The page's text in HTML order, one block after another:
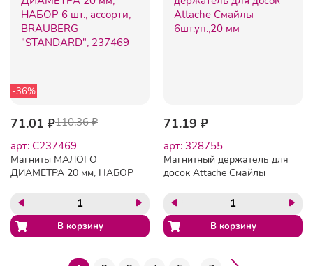
-36%
71.01 ₽110.36 ₽
арт: C237469
Магниты МАЛОГО
ДИАМЕТРА 20 мм, НАБОР
"STANDARD", 237469
71.19 ₽
арт: 328755
Магнитный держатель для
досок Attache Смайлы